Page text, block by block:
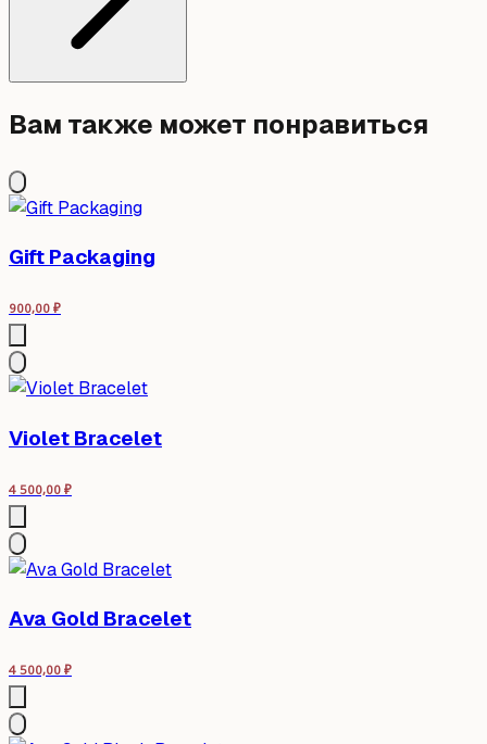
Вам также может понравиться
Gift Packaging
900,00 ₽
Violet Bracelet
4 500,00 ₽
Ava Gold Bracelet
4 500,00 ₽